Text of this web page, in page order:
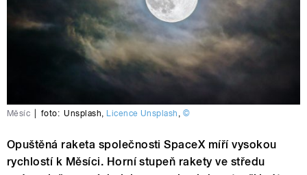
Měsíc foto: Unsplash, Licence Unsplash , ©
Opuštěná raketa společnosti SpaceX míří vysokou
rychlostí k Měsíci. Horní stupeň rakety ve středu